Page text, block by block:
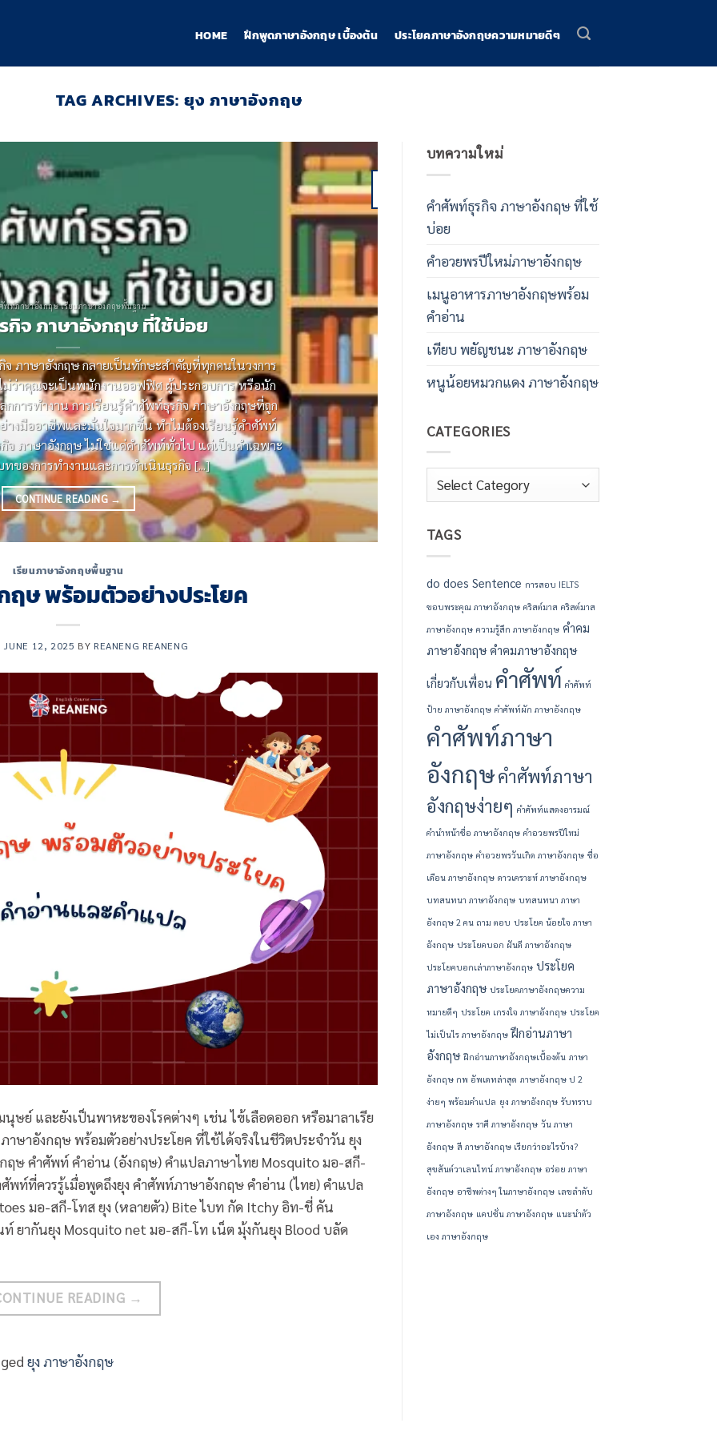
HOME ฝึกพูดภาษาอังกฤษ เบื้องต้น ประโยคภาษาอังกฤษความหมายดีๆ
TAG ARCHIVES: ยุง ภาษาอังกฤษ
พท์ภาษาอังกฤษ เรียนภาษาอังกฤษพื้นฐาน
กิจ ภาษาอังกฤษ ที่ใช้บ่อย
ภาษาอังกฤษ กลายเป็นทักษะสําคัญที่ทุกคนในวงการ
ม่ว่าคุณจะเป็นพนักงานออฟฟิศ ผู้ประกอบการ หรือนัก
กการทํางาน การเรียนรู้คําศัพท์ธุรกิจ ภาษาอังกฤษที่ถูก
างมืออาชีพและมั่นใจมากขึ้น ทําไมต้องเรียนรู้คําศัพท์
จ ภาษาอังกฤษ ไม่ใช่แค่คําศัพท์ทั่วไป แต่เป็นคําเฉพาะ
ของการทํางานและการดําเนินธุรกิจ [...]
CONTINUE READING →
คําอวยพรปีใหม่ภ
รวมคําอวยพรปีใหม่ภาษาอังกฤษกว่า 50 ประ
ปีใหม่เป็นประเพณีที่สำคัญในการแสดงความป
บทความนี้รวบรวมคำอวยพรที่หลากหลาย
เรียนภาษาอังกฤษพื้นฐาน
ฤษ พร้อมตัวอย่างประโยค
JUNE 12, 2025 BY REANENG REANENG
ษย์ และยังเป็นพาหะของโรคต่างๆ เช่น ไข้เลือดออก หรือมาลาเรีย
ษาอังกฤษ พร้อมตัวอย่างประโยค ที่ใช้ได้จริงในชีวิตประจำวัน ยุง
กฤษ คำศัพท์ คำอ่าน (อังกฤษ) คำแปลภาษาไทย Mosquito มอ-สกี-
พท์ที่ควรรู้เมื่อพูดถึงยุง คำศัพท์ภาษาอังกฤษ คำอ่าน (ไทย) คำแปล
มอ-สกี-โทส ยุง (หลายตัว) Bite ไบท กัด Itchy อิท-ชี่ คัน
ยากันยุง Mosquito net มอ-สกี-โท เน็ต มุ้งกันยุง Blood บลัด
READING →
ยุง ภาษาอังกฤษ
บทความใหม่
คําศัพท์ธุรกิจ ภาษาอังกฤษ ที่ใช้
บ่อย
คําอวยพรปีใหม่ภาษาอังกฤษ
เมนูอาหารภาษาอังกฤษพร้อม
คําอ่าน
เทียบ พยัญชนะ ภาษาอังกฤษ
หนูน้อยหมวกแดง ภาษาอังกฤษ
CATEGORIES
Categories
TAGS
do does Sentence การสอบ IELTS
ขอบพระคุณ ภาษาอังกฤษ คริสต์มาส คริสต์มาส
ภาษาอังกฤษ ความรู้สึก ภาษาอังกฤษ คำคม
ภาษาอังกฤษ คำคมภาษาอังกฤษ
เกี่ยวกับเพื่อน คำศัพท์ คำศัพท์
ป้าย ภาษาอังกฤษ คำศัพท์ผัก ภาษาอังกฤษ
คำศัพท์ภาษา
อังกฤษคำศัพท์ภาษา
อังกฤษง่ายๆ คำศัพท์แสดงอารมณ์
คํานําหน้าชื่อ ภาษาอังกฤษ คําอวยพรปีใหม่
ภาษาอังกฤษ คําอวยพรวันเกิด ภาษาอังกฤษ ชื่อ
เดือน ภาษาอังกฤษ ดาวเคราะห์ ภาษาอังกฤษ
บทสนทนา ภาษาอังกฤษ บทสนทนา ภาษา
อังกฤษ 2 คน ถาม ตอบ ประโยค น้อยใจ ภาษา
อังกฤษ ประโยคบอก ฝันดี ภาษาอังกฤษ
ประโยคบอกเล่าภาษาอังกฤษ ประโยค
ภาษาอังกฤษ ประโยคภาษาอังกฤษความ
หมายดีๆ ประโยค เกรงใจ ภาษาอังกฤษ ประโยค
ไม่เป็นไร ภาษาอังกฤษ ฝึกอ่านภาษา
อังกฤษ ฝึกอ่านภาษาอังกฤษเบื้องต้น ภาษา
อังกฤษ กพ อัพเดทล่าสุด ภาษาอังกฤษ ป 2
ง่ายๆ พร้อมคำแปล ยุง ภาษาอังกฤษ รับทราบ
ภาษาอังกฤษ ราศี ภาษาอังกฤษ วัน ภาษา
อังกฤษ สี ภาษาอังกฤษ เรียกว่าอะไรบ้าง?
สุขสันต์วาเลนไทน์ ภาษาอังกฤษ อร่อย ภาษา
อังกฤษ อาชีพต่างๆ ในภาษาอังกฤษ เลขลำดับ
ภาษาอังกฤษ แคปชั่น ภาษาอังกฤษ แนะนําตัว
เอง ภาษาอังกฤษ